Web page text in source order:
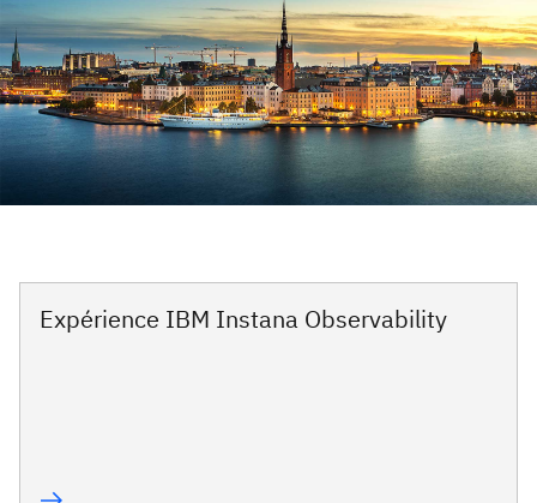
Expérience IBM Instana Observability